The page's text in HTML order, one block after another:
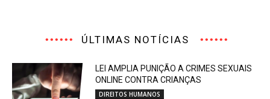
ÚLTIMAS NOTÍCIAS
LEI AMPLIA PUNIÇÃO A CRIMES SEXUAIS
ONLINE CONTRA CRIANÇAS
DIREITOS HUMANOS